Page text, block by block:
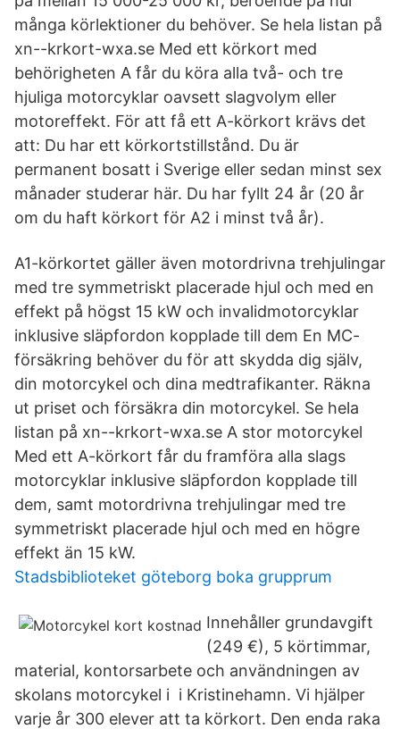
många körlektioner du behöver. Se hela listan på
xn--krkort-wxa.se Med ett körkort med
behörigheten A får du köra alla två- och tre
hjuliga motorcyklar oavsett slagvolym eller
motoreffekt. För att få ett A-körkort krävs det
att: Du har ett körkortstillstånd. Du är
permanent bosatt i Sverige eller sedan minst sex
månader studerar här. Du har fyllt 24 år (20 år
om du haft körkort för A2 i minst två år).
A1-körkortet gäller även motordrivna trehjulingar
med tre symmetriskt placerade hjul och med en
effekt på högst 15 kW och invalidmotorcyklar
inklusive släpfordon kopplade till dem En MC-
försäkring behöver du för att skydda dig själv,
din motorcykel och dina medtrafikanter. Räkna
ut priset och försäkra din motorcykel. Se hela
listan på xn--krkort-wxa.se A stor motorcykel
Med ett A-körkort får du framföra alla slags
motorcyklar inklusive släpfordon kopplade till
dem, samt motordrivna trehjulingar med tre
symmetriskt placerade hjul och med en högre
effekt än 15 kW.
Stadsbiblioteket göteborg boka grupprum
Innehåller grundavgift
(249 €), 5 körtimmar,
material, kontorsarbete och användningen av
skolans motorcykel i i Kristinehamn. Vi hjälper
varje år 300 elever att ta körkort. Den enda raka